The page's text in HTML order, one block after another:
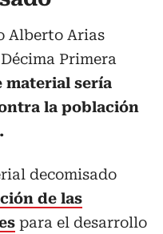
Alberto Arias
Primera
material sería
la población
decomisado
de las
para el desarrollo